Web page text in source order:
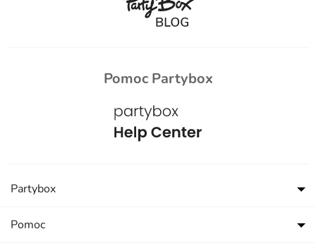
Pomoc Partybox
Partybox
Pomoc